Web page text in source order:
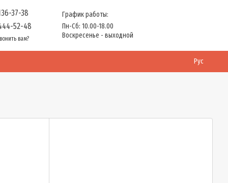
37-38
52-48
вам?
График работы:
Пн-Сб: 10.00-18.00
Воскресенье - выходной
Рус